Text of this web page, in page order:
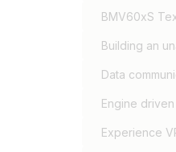
BMV60xS
Building an
Data
Engine
Experience